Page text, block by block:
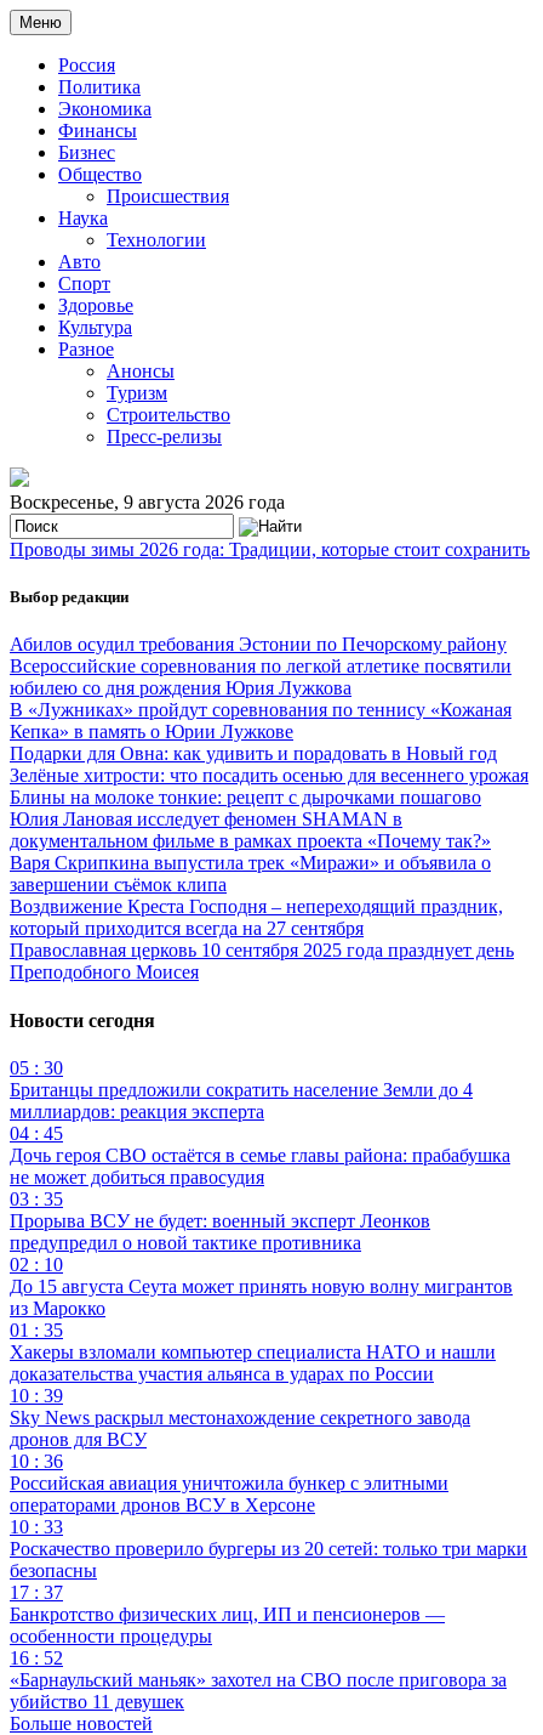
Меню
Россия
Политика
Экономика
Финансы
Бизнес
Общество
Происшествия
Наука
Технологии
Авто
Спорт
Здоровье
Культура
Разное
Анонсы
Туризм
Строительство
Пресс-релизы
Воскресенье, 9 августа 2026 года
Проводы зимы 2026 года: Традиции, которые стоит сохранить
Выбор редакции
Абилов осудил требования Эстонии по Печорскому району
Всероссийские соревнования по легкой атлетике посвятили
юбилею со дня рождения Юрия Лужкова
В «Лужниках» пройдут соревнования по теннису «Кожаная
Кепка» в память о Юрии Лужкове
Подарки для Овна: как удивить и порадовать в Новый год
Зелёные хитрости: что посадить осенью для весеннего урожая
Блины на молоке тонкие: рецепт с дырочками пошагово
Юлия Лановая исследует феномен SHAMAN в
документальном фильме в рамках проекта «Почему так?»
Варя Скрипкина выпустила трек «Миражи» и объявила о
завершении съёмок клипа
Воздвижение Креста Господня – непереходящий праздник,
который приходится всегда на 27 сентября
Православная церковь 10 сентября 2025 года празднует день
Преподобного Моисея
Новости сегодня
05 : 30
Британцы предложили сократить население Земли до 4
миллиардов: реакция эксперта
04 : 45
Дочь героя СВО остаётся в семье главы района: прабабушка
не может добиться правосудия
03 : 35
Прорыва ВСУ не будет: военный эксперт Леонков
предупредил о новой тактике противника
02 : 10
До 15 августа Сеута может принять новую волну мигрантов
из Марокко
01 : 35
Хакеры взломали компьютер специалиста НАТО и нашли
доказательства участия альянса в ударах по России
10 : 39
Sky News раскрыл местонахождение секретного завода
дронов для ВСУ
10 : 36
Российская авиация уничтожила бункер с элитными
операторами дронов ВСУ в Херсоне
10 : 33
Роскачество проверило бургеры из 20 сетей: только три марки
безопасны
17 : 37
Банкротство физических лиц, ИП и пенсионеров —
особенности процедуры
16 : 52
«Барнаульский маньяк» захотел на СВО после приговора за
убийство 11 девушек
Больше новостей